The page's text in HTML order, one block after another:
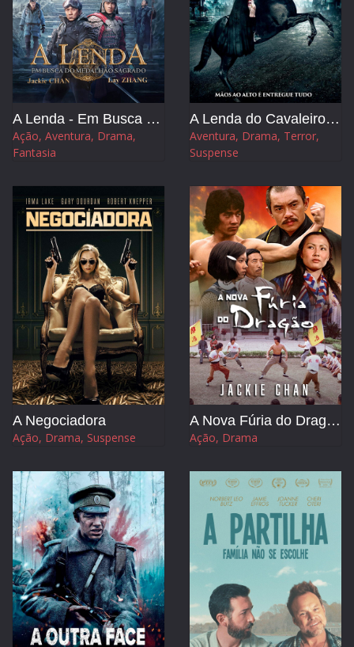
A Lenda - Em Busca do Medalhão Sagrado
Ação, Aventura, Drama,
Fantasia
A Lenda do Cavaleiro Negro
Aventura, Drama, Terror,
Suspense
A Negociadora
Ação, Drama, Suspense
A Nova Fúria do Dragão
Ação, Drama